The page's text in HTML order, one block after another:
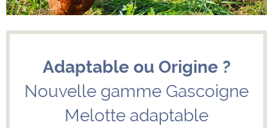
Adaptable ou Origine ?
Nouvelle gamme Gascoigne
Melotte adaptable